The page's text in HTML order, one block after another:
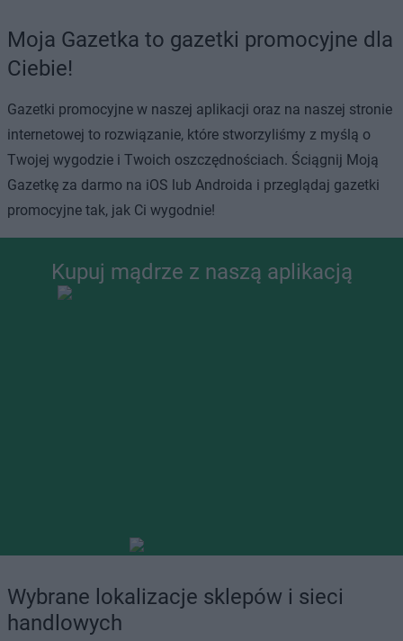
Moja Gazetka to gazetki promocyjne dla
Ciebie!
Gazetki promocyjne w naszej aplikacji oraz na naszej stronie
internetowej to rozwiązanie, które stworzyliśmy z myślą o
Twojej wygodzie i Twoich oszczędnościach. Ściągnij Moją
Gazetkę za darmo na iOS lub Androida i przeglądaj gazetki
promocyjne tak, jak Ci wygodnie!
Kupuj mądrze z naszą aplikacją
Wybrane lokalizacje sklepów i sieci
handlowych